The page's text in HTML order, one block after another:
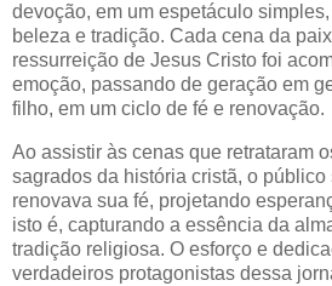
devoção, em um espetáculo
beleza e tradição. Cada cena da
ressurreição de Jesus Cristo foi
emoção, passando de geração em
filho, em um ciclo de fé e renovação.
Ao assistir às cenas que retrataram
sagrados da história cristã, o
renovava sua fé, projetando
isto é, capturando a essência da
tradição religiosa. O esforço e
verdadeiros protagonistas dessa